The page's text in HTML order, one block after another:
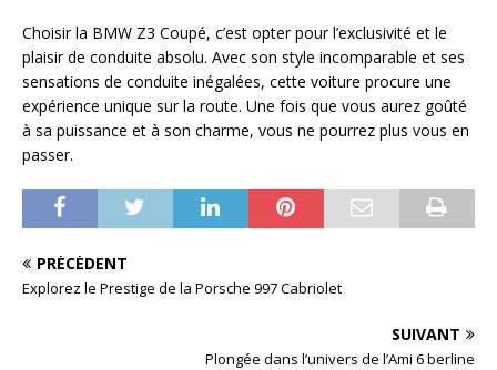
Choisir la BMW Z3 Coupé, c’est opter pour l’exclusivité et le
plaisir de conduite absolu. Avec son style incomparable et ses
sensations de conduite inégalées, cette voiture procure une
expérience unique sur la route. Une fois que vous aurez goûté
à sa puissance et à son charme, vous ne pourrez plus vous en
passer.
PRÉCÉDENT
Explorez le Prestige de la Porsche 997 Cabriolet
SUIVANT
Plongée dans l’univers de l’Ami 6 berline